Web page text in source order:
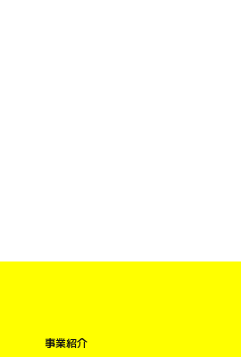
事業紹介